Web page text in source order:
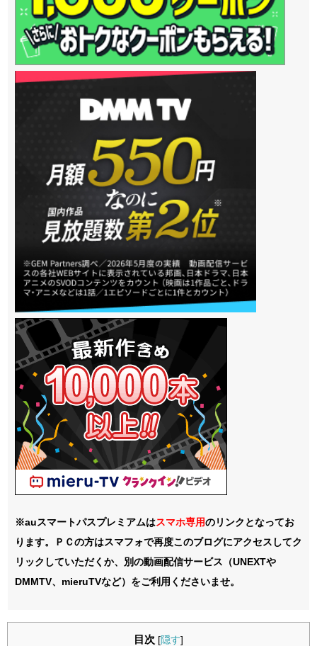
※auスマートパスプレミアムはスマホ専用のリンクとなってお
ります。ＰＣの方はスマフォで再度このブログにアクセスしてク
リックしていただくか、別の動画配信サービス（UNEXTや
DMMTV、mieruTVなど）をご利用くださいませ。
目次 [隠す]